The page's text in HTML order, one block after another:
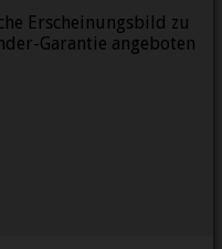
Erscheinungsbild zu
Garantie angeboten